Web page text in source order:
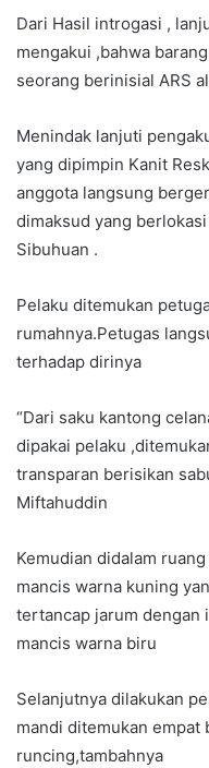
Dari Hasil introgasi ,
mengakui ,bahwa
seorang berinisial ARS
Menindak lanjuti
yang dipimpin Kanit
anggota langsung
dimaksud yang
Sibuhuan .
Pelaku ditemukan
rumahnya.Petugas
terhadap dirinya
“Dari saku kantong
dipakai pelaku
transparan berisikan
Miftahuddin
Kemudian didalam
mancis warna kuning
tertancap jarum dengan
mancis warna biru
Selanjutnya dilakukan
mandi ditemukan empat
runcing,tambahnya